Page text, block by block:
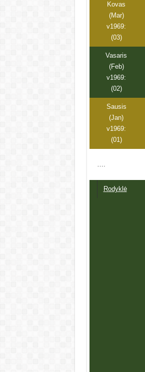
Kovas
(Mar)
v1969:
(03)
Vasaris
(Feb)
v1969:
(02)
Sausis
(Jan)
v1969:
(01)
….
Rodyklė